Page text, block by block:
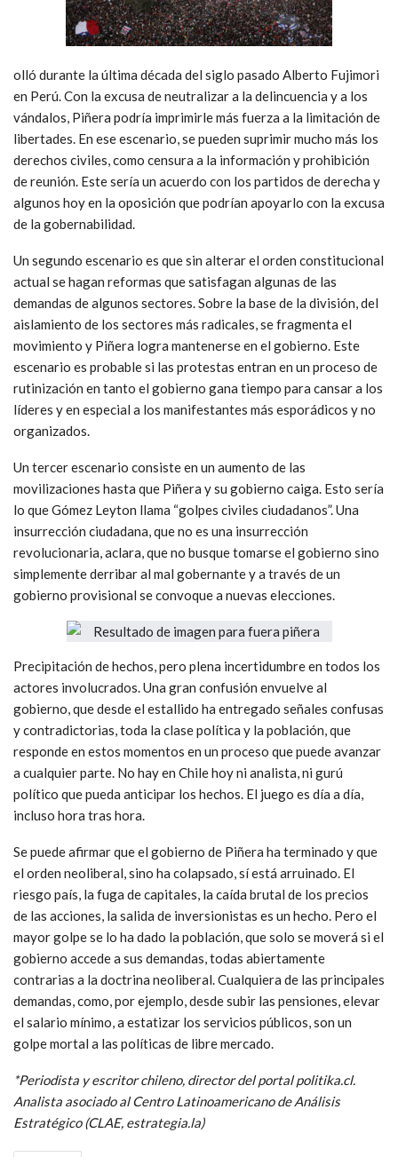
olló durante la última década del siglo pasado Alberto Fujimori
en Perú. Con la excusa de neutralizar a la delincuencia y a los
vándalos, Piñera podría imprimirle más fuerza a la limitación de
libertades. En ese escenario, se pueden suprimir mucho más los
derechos civiles, como censura a la información y prohibición
de reunión. Este sería un acuerdo con los partidos de derecha y
algunos hoy en la oposición que podrían apoyarlo con la excusa
de la gobernabilidad.
Un segundo escenario es que sin alterar el orden constitucional
actual se hagan reformas que satisfagan algunas de las
demandas de algunos sectores. Sobre la base de la división, del
aislamiento de los sectores más radicales, se fragmenta el
movimiento y Piñera logra mantenerse en el gobierno. Este
escenario es probable si las protestas entran en un proceso de
rutinización en tanto el gobierno gana tiempo para cansar a los
líderes y en especial a los manifestantes más esporádicos y no
organizados.
Un tercer escenario consiste en un aumento de las
movilizaciones hasta que Piñera y su gobierno caiga. Esto sería
lo que Gómez Leyton llama “golpes civiles ciudadanos”. Una
insurrección ciudadana, que no es una insurrección
revolucionaria, aclara, que no busque tomarse el gobierno sino
simplemente derribar al mal gobernante y a través de un
gobierno provisional se convoque a nuevas elecciones.
Precipitación de hechos, pero plena incertidumbre en todos los
actores involucrados. Una gran confusión envuelve al
gobierno, que desde el estallido ha entregado señales confusas
y contradictorias, toda la clase política y la población, que
responde en estos momentos en un proceso que puede avanzar
a cualquier parte. No hay en Chile hoy ni analista, ni gurú
político que pueda anticipar los hechos. El juego es día a día,
incluso hora tras hora.
Se puede afirmar que el gobierno de Piñera ha terminado y que
el orden neoliberal, sino ha colapsado, sí está arruinado. El
riesgo país, la fuga de capitales, la caída brutal de los precios
de las acciones, la salida de inversionistas es un hecho. Pero el
mayor golpe se lo ha dado la población, que solo se moverá si el
gobierno accede a sus demandas, todas abiertamente
contrarias a la doctrina neoliberal. Cualquiera de las principales
demandas, como, por ejemplo, desde subir las pensiones, elevar
el salario mínimo, a estatizar los servicios públicos, son un
golpe mortal a las políticas de libre mercado.
*Periodista y escritor chileno, director del portal politika.cl.
Analista asociado al Centro Latinoamericano de Análisis
Estratégico (CLAE, estrategia.la)